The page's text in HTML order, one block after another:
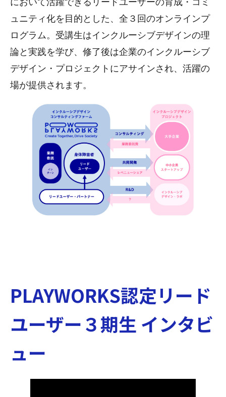
において活躍できるリードユーザーの育成・コミ
ュニティ化を目的とした、全３回のオンラインプ
ログラム。受講生はインクルーシブデザインの理
論と実践を学び、修了後は企業のインクルーシブ
デザイン・プロジェクトにアサインされ、活躍の
場が提供されます。
PLAYWORKS認定リード
ユーザー３期生 インタビ
ュー